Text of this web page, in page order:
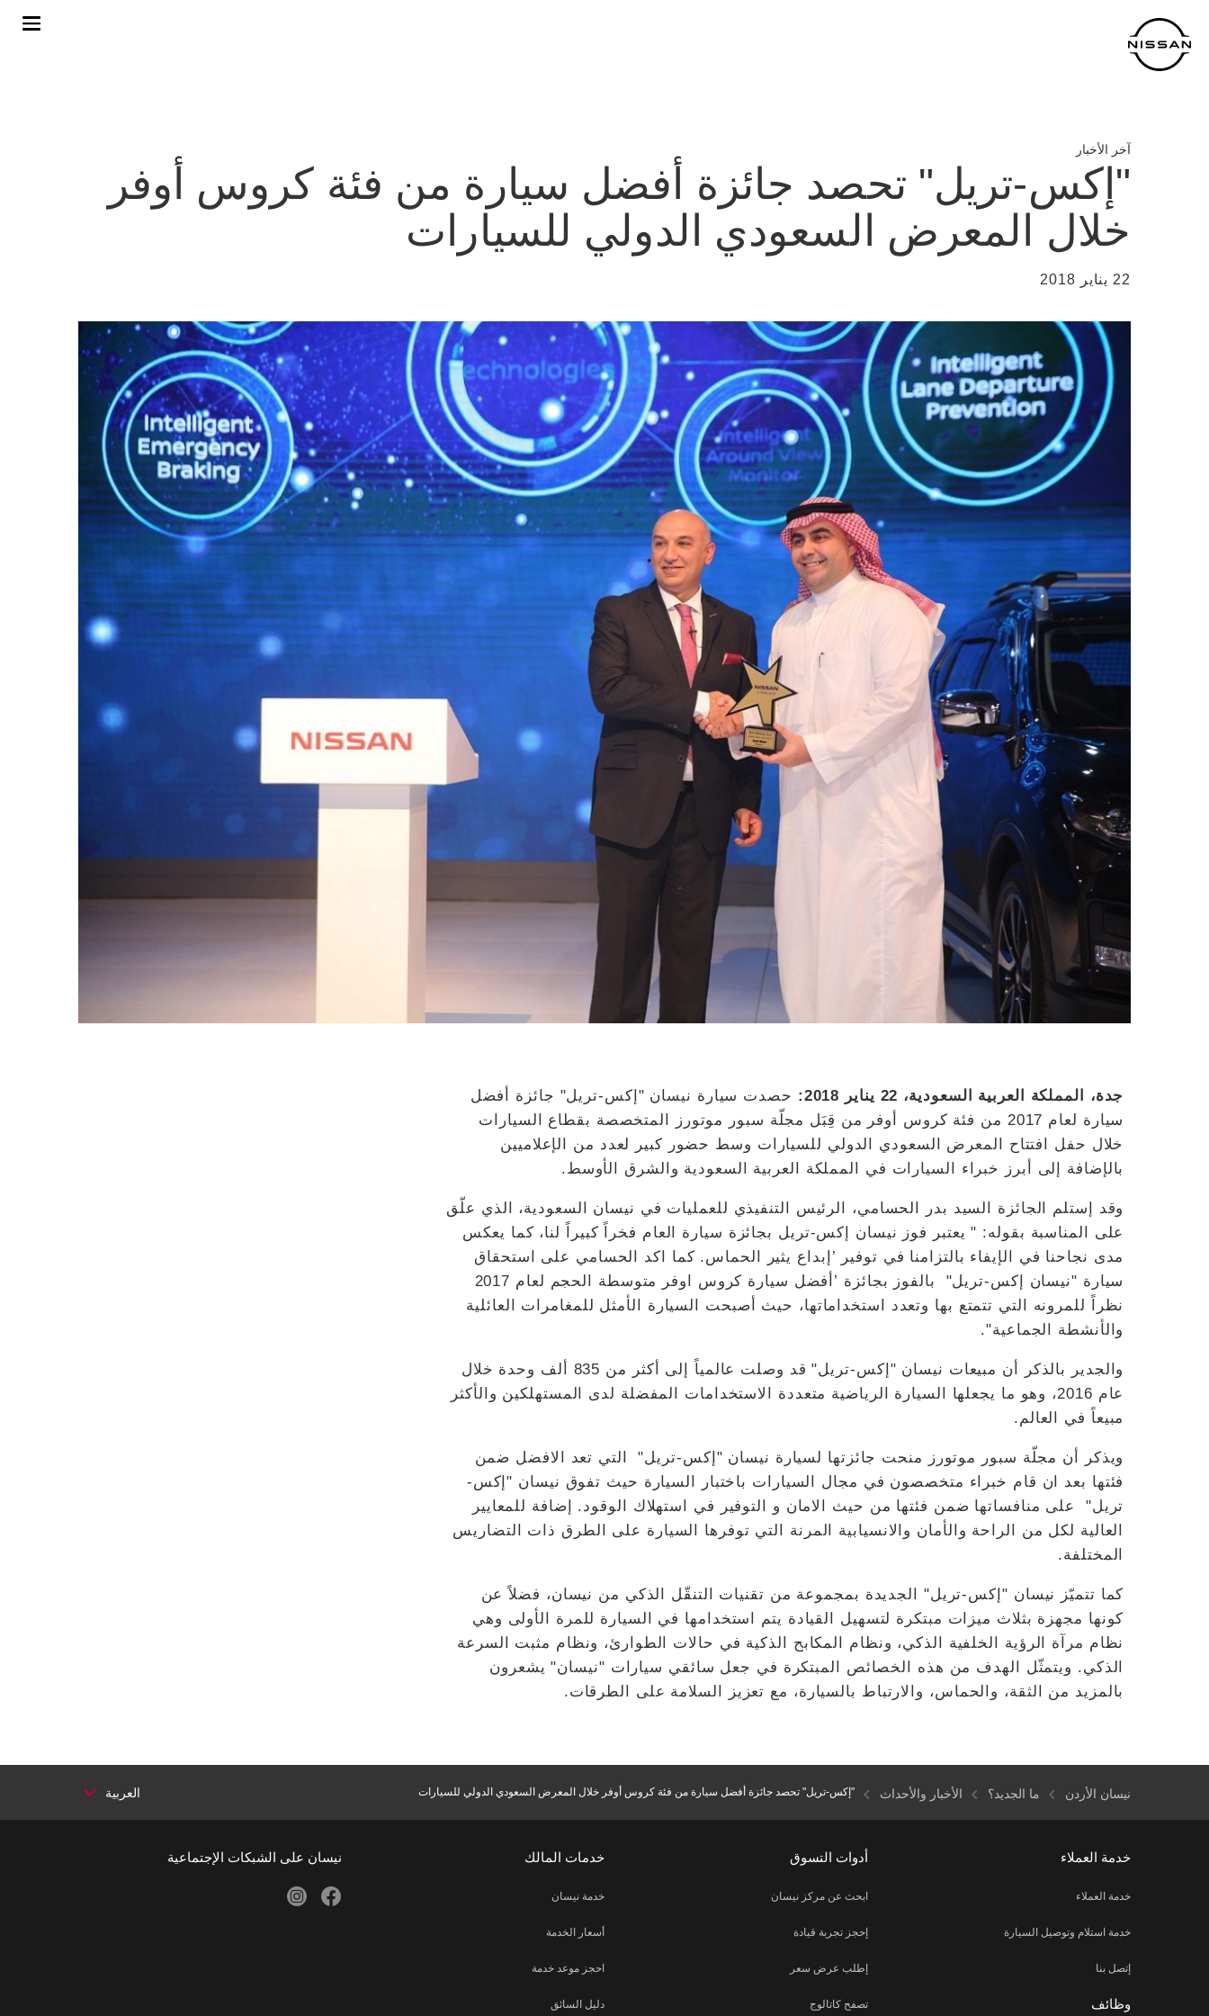
المحتوى
آخر الأخبار
"إكس-تريل" تحصد جائزة أفضل سيارة من فئة كروس أوفر
خلال المعرض السعودي الدولي للسيارات
22 يناير 2018
جدة، المملكة العربية السعودية، 22 يناير 2018:
حصدت سيارة نيسان "إكس-تريل" جائزة أفضل
سيارة لعام 2017 من فئة كروس أوفر من قِبَل مجلّة سبور موتورز المتخصصة بقطاع السيارات
خلال حفل افتتاح المعرض السعودي الدولي للسيارات وسط حضور كبير لعدد من الإعلاميين
بالإضافة إلى أبرز خبراء السيارات في المملكة العربية السعودية والشرق الأوسط.
وقد إستلم الجائزة السيد بدر الحسامي، الرئيس التنفيذي للعمليات في نيسان السعودية، الذي علّق
على المناسبة بقوله: " يعتبر فوز نيسان إكس-تريل بجائزة سيارة العام فخراً كبيراً لنا، كما يعكس
مدى نجاحنا في الإيفاء بالتزامنا في توفير ’إبداع يثير الحماس. كما اكد الحسامي على استحقاق
سيارة "نيسان إكس-تريل" بالفوز بجائزة ’أفضل سيارة كروس اوفر متوسطة الحجم لعام 2017
نظراً للمرونه التي تتمتع بها وتعدد استخداماتها، حيث أصبحت السيارة الأمثل للمغامرات العائلية
والأنشطة الجماعية".
والجدير بالذكر أن مبيعات نيسان "إكس-تريل" قد وصلت عالمياً إلى أكثر من 835 ألف وحدة خلال
عام 2016، وهو ما يجعلها السيارة الرياضية متعددة الاستخدامات المفضلة لدى المستهلكين والأكثر
مبيعاً في العالم.
ويذكر أن مجلّة سبور موتورز منحت جائزتها لسيارة نيسان "إكس-تريل" التي تعد الافضل ضمن
فئتها بعد ان قام خبراء متخصصون في مجال السيارات باختبار السيارة حيث تفوق نيسان "إكس-
تريل" على منافساتها ضمن فئتها من حيث الامان و التوفير في استهلاك الوقود. إضافة للمعايير
العالية لكل من الراحة والأمان والانسيابية المرنة التي توفرها السيارة على الطرق ذات التضاريس
المختلفة.
كما تتميّز نيسان "إكس-تريل" الجديدة بمجموعة من تقنيات التنقّل الذكي من نيسان، فضلاً عن
كونها مجهزة بثلاث ميزات مبتكرة لتسهيل القيادة يتم استخدامها في السيارة للمرة الأولى وهي
نظام مرآة الرؤية الخلفية الذكي، ونظام المكابح الذكية في حالات الطوارئ، ونظام مثبت السرعة
الذكي. ويتمثّل الهدف من هذه الخصائص المبتكرة في جعل سائقي سيارات "نيسان" يشعرون
بالمزيد من الثقة، والحماس، والارتباط بالسيارة، مع تعزيز السلامة على الطرقات.
نيسان الأردن ما الجديد؟ الأخبار والأحداث "إكس-تريل" تحصد جائزة أفضل سيارة من فئة كروس أوفر خلال المعرض السعودي الدولي للسيارات العربية
خدمة العملاء
خدمة العملاء
خدمة استلام وتوصيل السيارة
إتصل بنا
وظائف
أدوات التسوق
ابحث عن مركز نيسان
إحجز تجربة قيادة
إطلب عرض سعر
تصفح كاتالوج
خدمات المالك
خدمة نيسان
أسعار الخدمة
احجز موعد خدمة
دليل السائق
نيسان على الشبكات الإجتماعية
facebook